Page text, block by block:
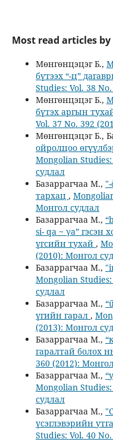
Most read articles
Мөнгөнцэцэг Б.,
бүтээх “-ц”
Studies: Vol. 38
Мөнгөнцэцэг Б.,
бүтэх аргын
Vol. 37 No. 392
Мөнгөнцэцэг Б.,
ойролцоо
Mongolian
судлал
Базаррагчаа М.,
тархац ,
Монгол судлал
Базаррагчаа М.,
si- qa ~ γa” гэсэн
үгсийн тухай ,
(2010): Монгол
Базаррагчаа М.,
Mongolian
судлал
Базаррагчаа М.,
үгийн гарал ,
(2013): Монгол
Базаррагчаа М.,
гаралтай болох
360 (2012):
Базаррагчаа М.,
Mongolian
судлал
Базаррагчаа М.,
үсэглэвэрийн
Studies: Vol. 40